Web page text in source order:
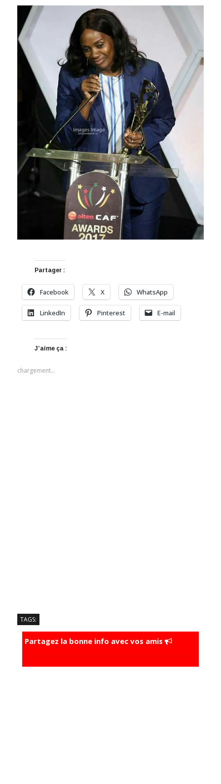
Partager :
Facebook X WhatsApp
LinkedIn Pinterest E-mail
J’aime ça :
chargement…
TAGS:
Partagez la bonne info avec vos amis